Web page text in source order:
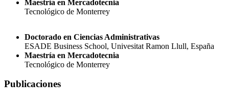
Maestría en Mercadotecnia
Tecnológico de Monterrey
Doctorado en Ciencias Administrativas
ESADE Business School, Univesitat Ramon Llull, España
Maestría en Mercadotecnia
Tecnológico de Monterrey
Publicaciones